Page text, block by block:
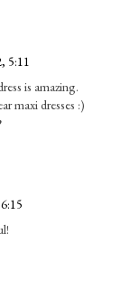
5:11
is amazing.
maxi dresses :)